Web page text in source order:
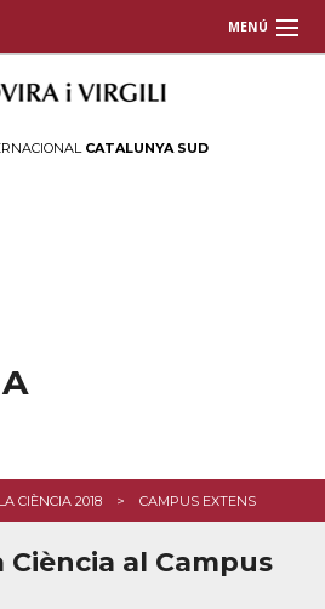
MENÚ
CATALUNYA SUD
CIÈNCIA 2018 CAMPUS EXTENS
Ciència al Campus